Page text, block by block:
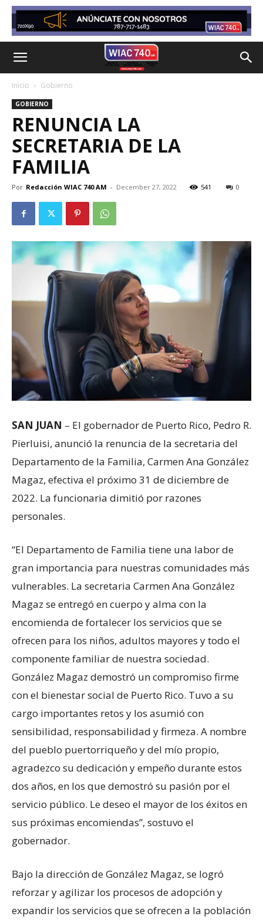
Inicio Gobierno
GOBIERNO
RENUNCIA LA
SECRETARIA DE LA
FAMILIA
Por Redacción WIAC 740 AM - December 27, 2022 541 0
SAN JUAN – El gobernador de Puerto Rico, Pedro R.
Pierluisi, anunció la renuncia de la secretaria del
Departamento de la Familia, Carmen Ana González
Magaz, efectiva el próximo 31 de diciembre de
2022. La funcionaria dimitió por razones
personales.
“El Departamento de Familia tiene una labor de
gran importancia para nuestras comunidades más
vulnerables. La secretaria Carmen Ana González
Magaz se entregó en cuerpo y alma con la
encomienda de fortalecer los servicios que se
ofrecen para los niños, adultos mayores y todo el
componente familiar de nuestra sociedad.
González Magaz demostró un compromiso firme
con el bienestar social de Puerto Rico. Tuvo a su
cargo importantes retos y los asumió con
sensibilidad, responsabilidad y firmeza. A nombre
del pueblo puertorriqueño y del mío propio,
agradezco su dedicación y empeño durante estos
dos años, en los que demostró su pasión por el
servicio público. Le deseo el mayor de los éxitos en
sus próximas encomiendas”, sostuvo el
gobernador.
Bajo la dirección de González Magaz, se logró
reforzar y agilizar los procesos de adopción y
expandir los servicios que se ofrecen a la población